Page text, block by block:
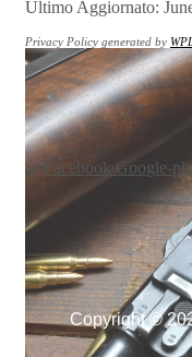
Ultimo Aggiornato:
Privacy Policy generated by
Facebook Google-
Copyright ©